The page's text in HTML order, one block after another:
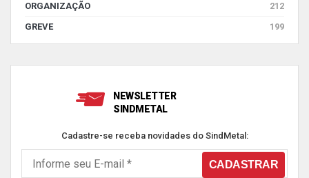
ORGANIZAÇÃO
212
GREVE
199
NEWSLETTER
SINDMETAL
Cadastre-se receba novidades do SindMetal: